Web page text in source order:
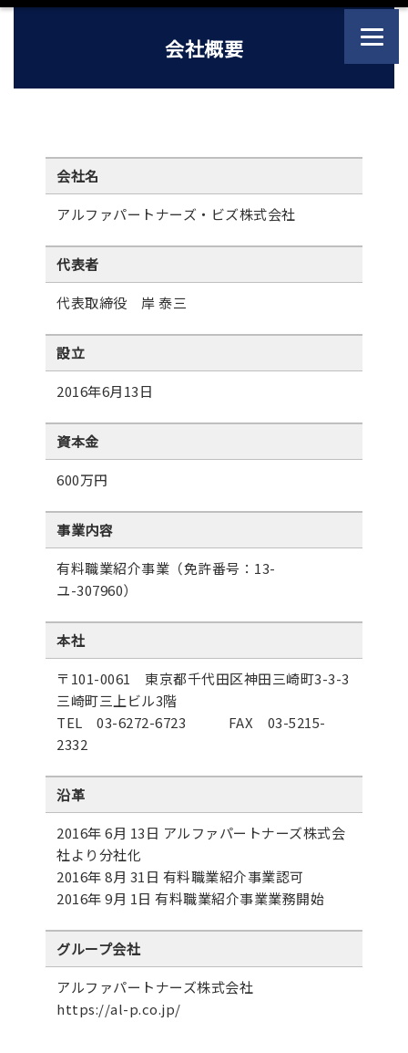
会社概要
会社名
アルファパートナーズ・ビズ株式会社
代表者
代表取締役 岸 泰三
設立
2016年6月13日
資本金
600万円
事業内容
有料職業紹介事業（免許番号：13-
ユ-307960）
本社
〒101-0061 東京都千代田区神田三崎町3-3-3
三崎町三上ビル3階
TEL 03-6272-6723 FAX 03-5215-
2332
沿革
2016年 6月 13日 アルファパートナーズ株式会
社より分社化
2016年 8月 31日 有料職業紹介事業認可
2016年 9月 1日 有料職業紹介事業業務開始
グループ会社
アルファパートナーズ株式会社
https://al-p.co.jp/